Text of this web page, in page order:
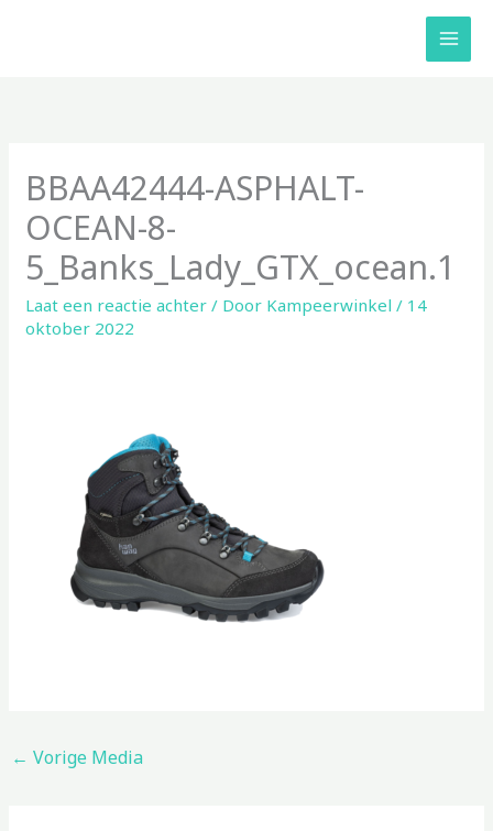
BBAA42444-ASPHALT-
OCEAN-8-
5_Banks_Lady_GTX_ocean.1
Laat een reactie achter / Door Kampeerwinkel/ 14
oktober 2022
← Vorige Media